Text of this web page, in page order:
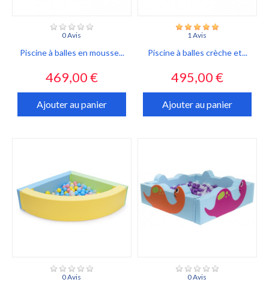
0 Avis
Piscine à balles en mousse...
Prix
469,00 €
Ajouter au panier
1 Avis
Piscine à balles crèche et...
Prix
495,00 €
Ajouter au panier
0 Avis 0 Avis